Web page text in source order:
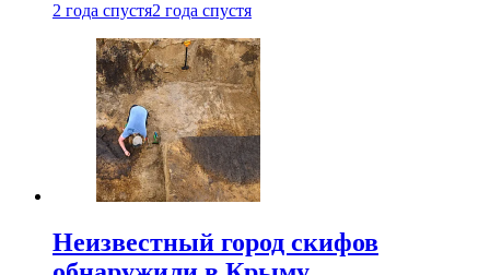
2 года спустя2 года спустя
Неизвестный город скифов